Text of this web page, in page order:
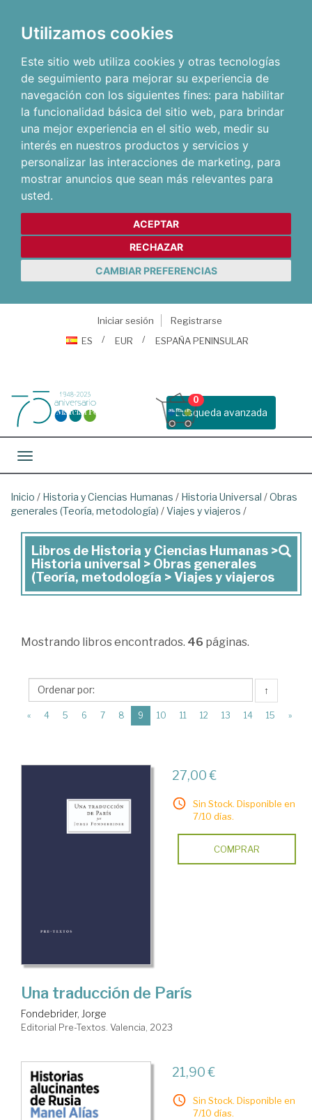
Utilizamos cookies
Este sitio web utiliza cookies y otras tecnologías
de seguimiento para mejorar su experiencia de
navegación con los siguientes fines: para habilitar
la funcionalidad básica del sitio web, para brindar
una mejor experiencia en el sitio web, medir su
interés en nuestros productos y servicios y
personalizar las interacciones de marketing, para
mostrar anuncios que sean más relevantes para
usted.
ACEPTAR
RECHAZAR
CAMBIAR PREFERENCIAS
Iniciar sesión
Registrarse
ES
EUR ESPAÑA PENINSULAR
Busqueda avanzada
0
Toggle navigation
Inicio / Historia y Ciencias Humanas / Historia Universal /Obras
generales (Teoría, metodología) /Viajes y viajeros /
Libros
de
Historia
Ciencias
>
Historia
Obras
generales
(Teoría,
metodología
Libros de Historia y Ciencias Humanas >
Historia universal > Obras generales
(Teoría, metodología > Viajes y viajeros
Mostrando libros encontrados. 46 páginas.
↑
« 4 5 6 7 8 9 (current)
10 11 12 13 14 15 »
27,00 €
Sin Stock. Disponible en
7/10 días.
COMPRAR
Una traducción de París
Fondebrider, Jorge
Editorial Pre-Textos. Valencia, 2023
21,90 €
Sin Stock. Disponible en
7/10 días.